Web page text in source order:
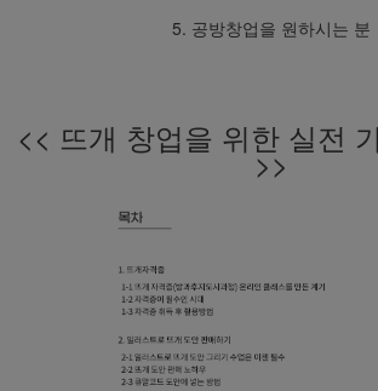
5. 공방창업을 원하시는 분
<< 뜨개 창업을 위한 실전
>>